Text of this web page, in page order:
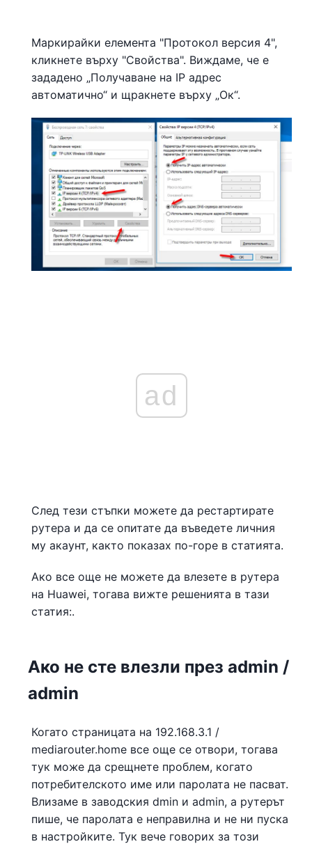
Маркирайки елемента "Протокол версия 4",
кликнете върху "Свойства". Виждаме, че е
зададено „Получаване на IP адрес
автоматично“ и щракнете върху „Ок“.
ad
След тези стъпки можете да рестартирате
рутера и да се опитате да въведете личния
му акаунт, както показах по-горе в статията.
Ако все още не можете да влезете в рутера
на Huawei, тогава вижте решенията в тази
статия:.
Ако не сте влезли през admin /
admin
Когато страницата на 192.168.3.1 /
mediarouter.home все още се отвори, тогава
тук може да срещнете проблем, когато
потребителското име или паролата не пасват.
Влизаме в заводския dmin и admin, а рутерът
пише, че паролата е неправилна и не ни пуска
в настройките. Тук вече говорих за този